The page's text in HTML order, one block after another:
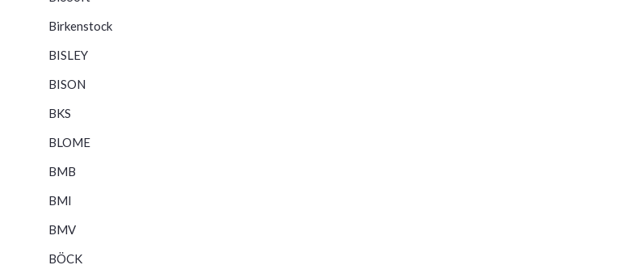
Birkenstock
BISLEY
BISON
BKS
BLOME
BMB
BMI
BMV
BÖCK